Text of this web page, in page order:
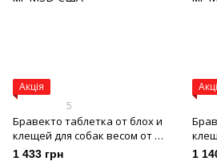
Акція
5
Бравекто таблетка от блох и
клещей для собак весом от 40
до 56 кг, 1400 мг
1 433 грн
4,5
1